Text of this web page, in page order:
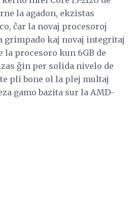
la agadon, ekzistas
ĉar la novaj procesoroj
grimpado kaj novaj integritaj
procesoro kun 6GB de
ĝin per solida nivelo de
pli bone ol la plej multaj
gamo bazita sur la AMD-